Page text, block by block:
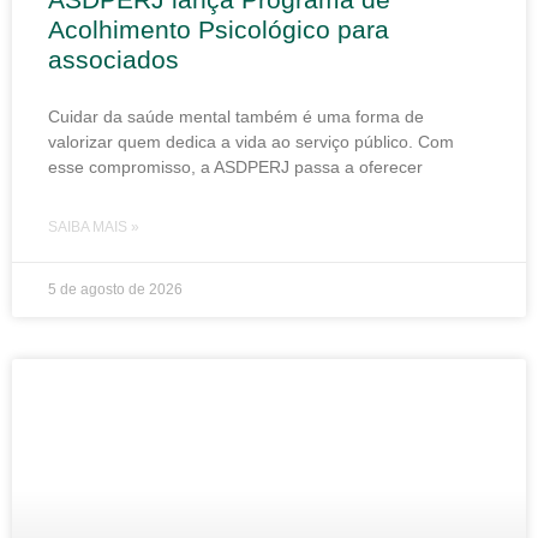
Acolhimento Psicológico para
associados
Cuidar da saúde mental também é uma forma de
valorizar quem dedica a vida ao serviço público. Com
esse compromisso, a ASDPERJ passa a oferecer
SAIBA MAIS »
5 de agosto de 2026